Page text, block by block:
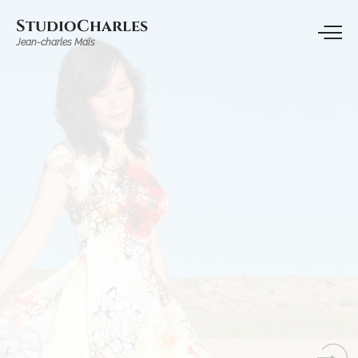
StudioCharles
Jean-charles Maïs